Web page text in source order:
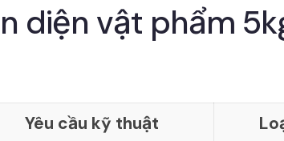
diện vật phẩm
Yêu cầu kỹ thuật